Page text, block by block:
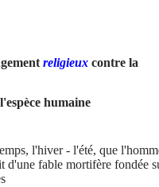
religieux contre la
humaine
l'hiver - l'été, que
d'une fable mortifère fondée